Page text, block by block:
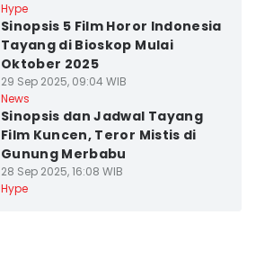
Hype
Sinopsis 5 Film Horor Indonesia
Tayang di Bioskop Mulai
Oktober 2025
29 Sep 2025, 09:04 WIB
News
Sinopsis dan Jadwal Tayang
Film Kuncen, Teror Mistis di
Gunung Merbabu
28 Sep 2025, 16:08 WIB
Hype